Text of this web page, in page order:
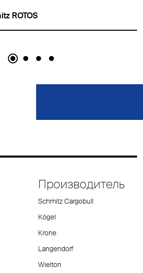
ROTOS
Производитель
Schmitz Cargobull
Kögel
Krone
Langendorf
Wielton